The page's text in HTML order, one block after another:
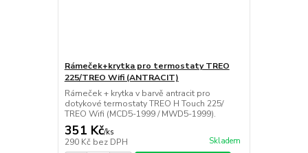
Rámeček+krytka pro termostaty TREO
225/TREO Wifi (ANTRACIT)
Rámeček + krytka v barvě antracit pro
dotykové termostaty TREO H Touch 225/
TREO Wifi (MCD5-1999 / MWD5-1999).
351 Kč/ks
290 Kč bez DPH Skladem